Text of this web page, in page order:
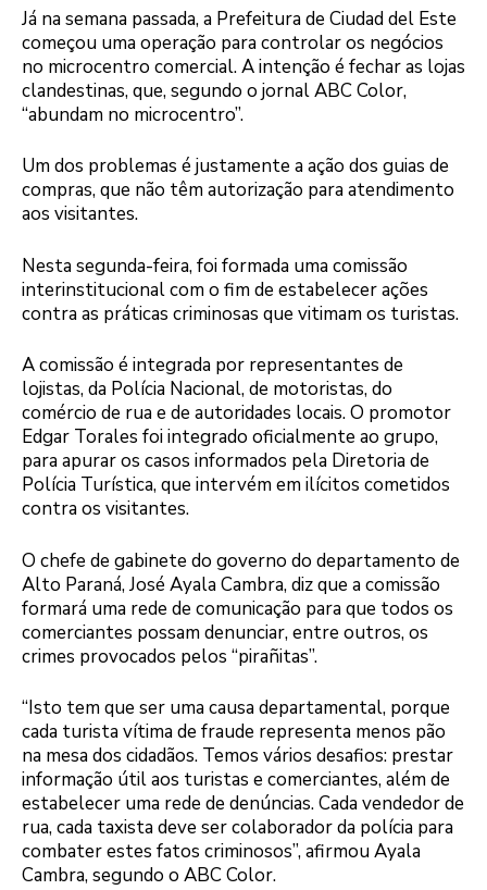
Já na semana passada, a Prefeitura de Ciudad del Este
começou uma operação para controlar os negócios
no microcentro comercial. A intenção é fechar as lojas
clandestinas, que, segundo o jornal ABC Color,
“abundam no microcentro”.
Um dos problemas é justamente a ação dos guias de
compras, que não têm autorização para atendimento
aos visitantes.
Nesta segunda-feira, foi formada uma comissão
interinstitucional com o fim de estabelecer ações
contra as práticas criminosas que vitimam os turistas.
A comissão é integrada por representantes de
lojistas, da Polícia Nacional, de motoristas, do
comércio de rua e de autoridades locais. O promotor
Edgar Torales foi integrado oficialmente ao grupo,
para apurar os casos informados pela Diretoria de
Polícia Turística, que intervém em ilícitos cometidos
contra os visitantes.
O chefe de gabinete do governo do departamento de
Alto Paraná, José Ayala Cambra, diz que a comissão
formará uma rede de comunicação para que todos os
comerciantes possam denunciar, entre outros, os
crimes provocados pelos “pirañitas”.
“Isto tem que ser uma causa departamental, porque
cada turista vítima de fraude representa menos pão
na mesa dos cidadãos. Temos vários desafios: prestar
informação útil aos turistas e comerciantes, além de
estabelecer uma rede de denúncias. Cada vendedor de
rua, cada taxista deve ser colaborador da polícia para
combater estes fatos criminosos”, afirmou Ayala
Cambra, segundo o ABC Color.